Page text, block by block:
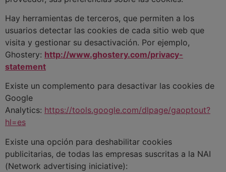
Hay herramientas de terceros, que permiten a los
usuarios detectar las cookies de cada sitio web que
visita y gestionar su desactivación. Por ejemplo,
Ghostery: http://www.ghostery.com/privacy-
statement
Existe un complemento para desactivar las cookies de
Google
Analytics: https://tools.google.com/dlpage/gaoptout?
hl=es
Existe una opción para deshabilitar cookies
publicitarias, de todas las empresas suscritas a la NAI
(Network advertising iniciative):